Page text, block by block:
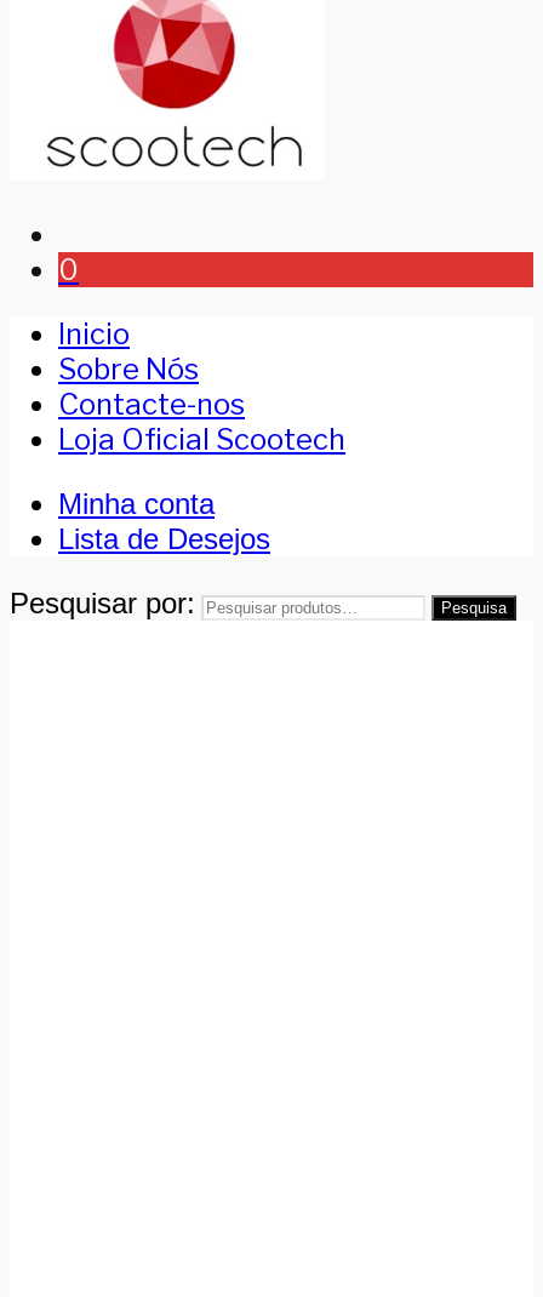
0
Inicio
Sobre Nós
Contacte-nos
Loja Oficial Scootech
Minha conta
Lista de Desejos
Pesquisar por:
Pesquisa